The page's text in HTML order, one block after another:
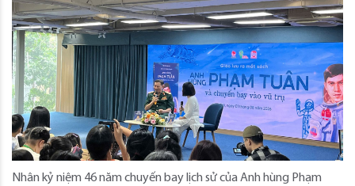
Nhân kỷ niệm 46 năm chuyến bay lịch sử của Anh hùng Phạm